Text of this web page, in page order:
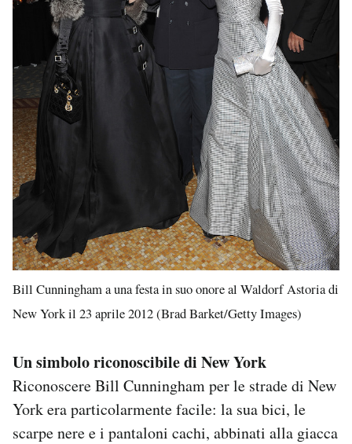
Bill Cunningham a una festa in suo onore al Waldorf Astoria di
New York il 23 aprile 2012 (Brad Barket/Getty Images)
Un simbolo riconoscibile di New York
Riconoscere Bill Cunningham per le strade di New
York era particolarmente facile: la sua bici, le
scarpe nere e i pantaloni cachi, abbinati alla giacca